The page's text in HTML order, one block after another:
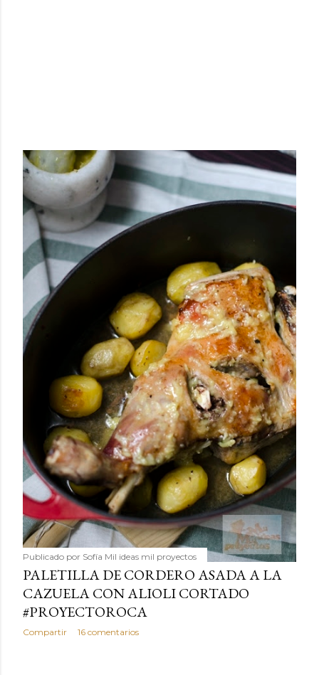
Publicado por Sofía Mil ideas mil proyectos
PALETILLA DE CORDERO ASADA A LA
CAZUELA CON ALIOLI CORTADO
#PROYECTOROCA
Compartir 16 comentarios